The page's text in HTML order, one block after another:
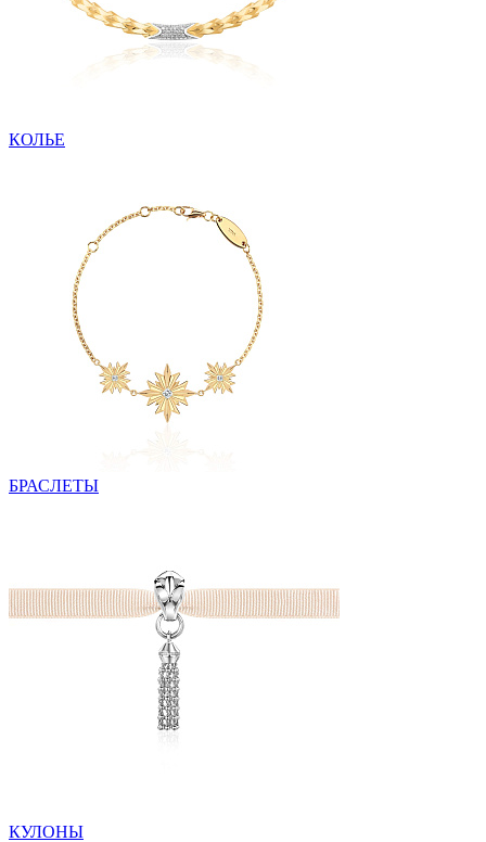
КОЛЬЕ
БРАСЛЕТЫ
КУЛОНЫ